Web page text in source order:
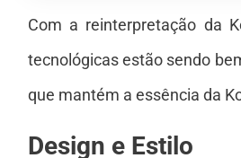
Com a reinterpretação da
tecnológicas estão sendo
que mantém a essência da
Design e Estilo